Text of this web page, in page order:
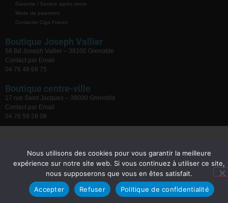
Garantie / Service après vente
Mode de paiement
Contacter Ciga France
Boutique Joseph Vallier
58 Bd Joseph Vallier – 38100 Grenoble
Contact par Email
04 76 48 68 75
Boutique centre-ville
17 rue Saint Jacques – 38000 Grenoble
Contact par Email
04 76 59 28 08
Nous utilisons des cookies pour vous garantir la meilleure
expérience sur notre site web. Si vous continuez à utiliser ce site,
nous supposerons que vous en êtes satisfait.
Accepter
Refuser Politique de confidentialité